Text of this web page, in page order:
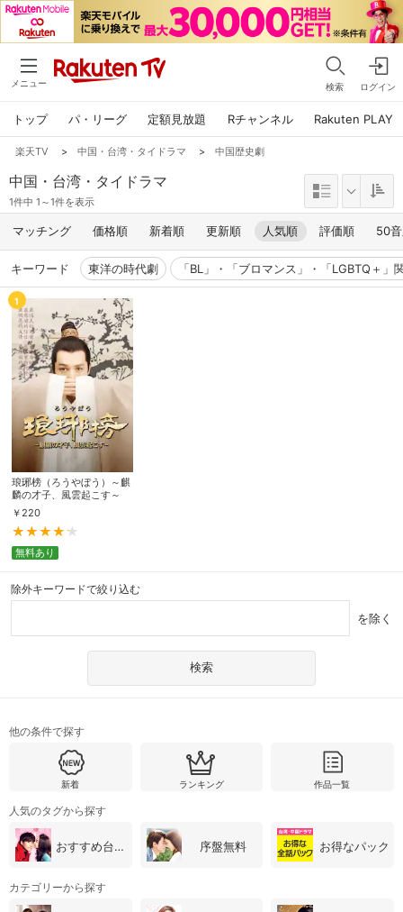
メニュー 検索 ログイン
トップ パ・リーグ 定額見放題 Rチャンネル Rakuten PLAY
楽天TV > 中国・台湾・タイドラマ > 中国歴史劇
中国・台湾・タイドラマ
1件中 1～1件を表示
マッチング 価格順 新着順 更新順 人気順 評価順 50
キーワード 東洋の時代劇 「BL」・「ブロマンス」・「LGBTQ＋」
1
琅琊榜（ろうやぼう）～麒
麟の才子、風雲起こす～
￥ 220
無料あり
除外キーワードで絞り込む
を除く
他の条件で探す
新着 ランキング 作品一覧
人気のタグから探す
おすすめ台湾・中国ドラマ 序盤無料 お得なパック
カテゴリーから探す